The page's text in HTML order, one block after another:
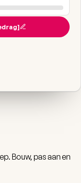
Bouw, pas aan en